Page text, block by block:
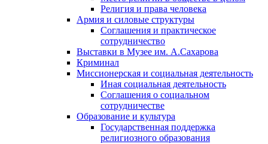
Религия и права человека
Армия и силовые структуры
Соглашения и практическое
сотрудничество
Выставки в Музее им. А.Сахарова
Криминал
Миссионерская и социальная деятельность
Иная социальная деятельность
Соглашения о социальном
сотрудничестве
Образование и культура
Государственная поддержка
религиозного образования